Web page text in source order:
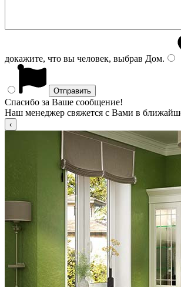
докажите, что вы человек, выбрав Дом.
Спасибо за Ваше сообщение!
Наш менеджер свяжется с Вами в